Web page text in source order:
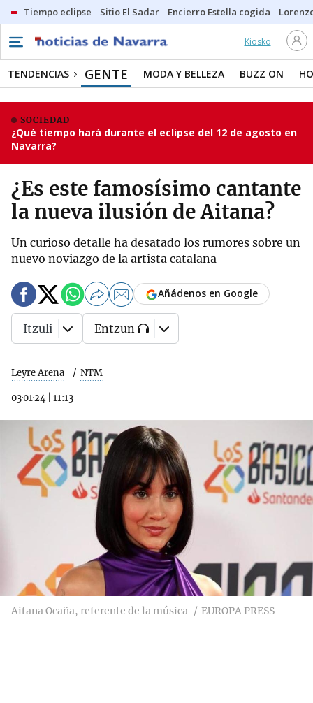
Tiempo eclipse Sitio El Sadar Encierro Estella cogida
Kiosko
TENDENCIAS GENTE MODA Y BELLEZA BUZZ ON
SOCIEDAD
¿Qué tiempo hará durante el eclipse del 12 de agosto en
Navarra?
¿Es este famosísimo cantante
la nueva ilusión de Aitana?
Un curioso detalle ha desatado los rumores sobre un
nuevo noviazgo de la artista catalana
Leyre Arena NTM
03·01·24 11:13
Añádenos en Google
Itzuli Entzun
Aitana Ocaña, referente de la música EUROPA PRESS